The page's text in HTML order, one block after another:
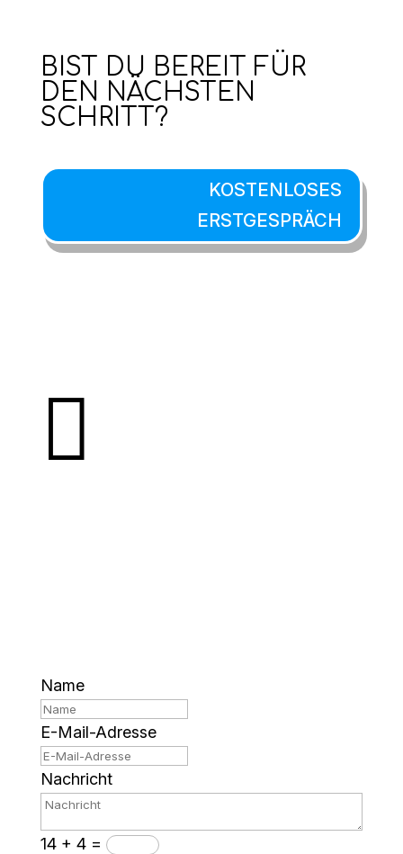
BIST DU BEREIT FÜR
DEN NÄCHSTEN
SCHRITT?
KOSTENLOSES
ERSTGESPRÄCH

Name
E-Mail-Adresse
Nachricht
14 + 4=